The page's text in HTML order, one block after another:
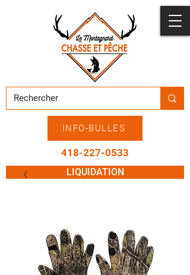
INFO-BULLES
418-227-0533
LIQUIDATION